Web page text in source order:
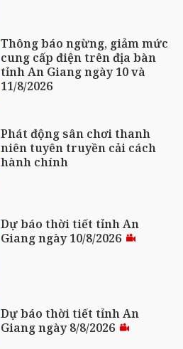
Thông báo ngừng, giảm mức
cung cấp điện trên địa bàn
tỉnh An Giang ngày 10 và
11/8/2026
Phát động sân chơi thanh
niên tuyên truyền cải cách
hành chính
Dự báo thời tiết tỉnh An
Giang ngày 10/8/2026
Dự báo thời tiết tỉnh An
Giang ngày 8/8/2026